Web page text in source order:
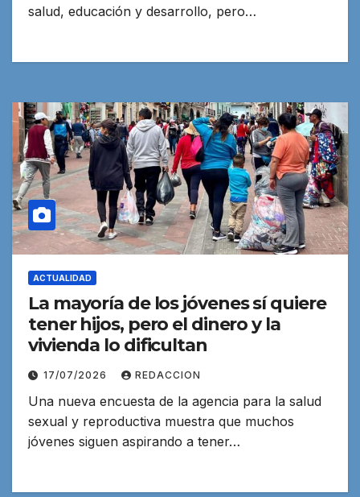
salud, educación y desarrollo, pero…
ACTUALIDAD
La mayoría de los jóvenes sí quiere
tener hijos, pero el dinero y la
vivienda lo dificultan
17/07/2026 REDACCION
Una nueva encuesta de la agencia para la salud
sexual y reproductiva muestra que muchos
jóvenes siguen aspirando a tener…